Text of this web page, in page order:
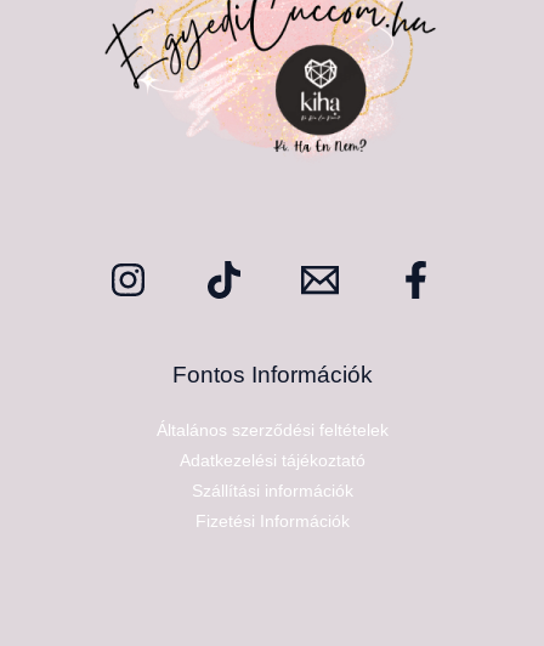
Fontos Információk
Általános szerződési feltételek
Adatkezelési tájékoztató
Szállítási információk
Fizetési Információk